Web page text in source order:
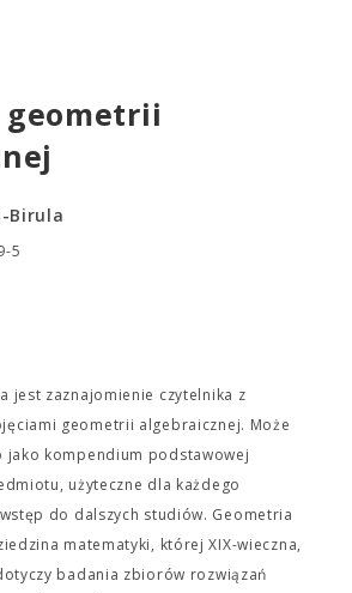
geometrii
Birula
5
jest zaznajomienie czytelnika z
geometrii algebraicznej. Może
jako kompendium podstawowej
użyteczne dla każdego
do dalszych studiów. Geometria
matematyki, której XIX-wieczna,
badania zbiorów rozwiązań